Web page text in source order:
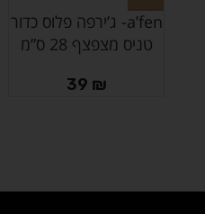
a’fen- ג’ירפה פלוס כדור
טניס מצפצף 28 ס”מ
39 ₪